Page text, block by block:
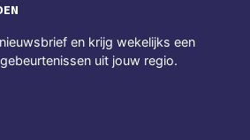
en krijg wekelijks een
uit jouw regio.